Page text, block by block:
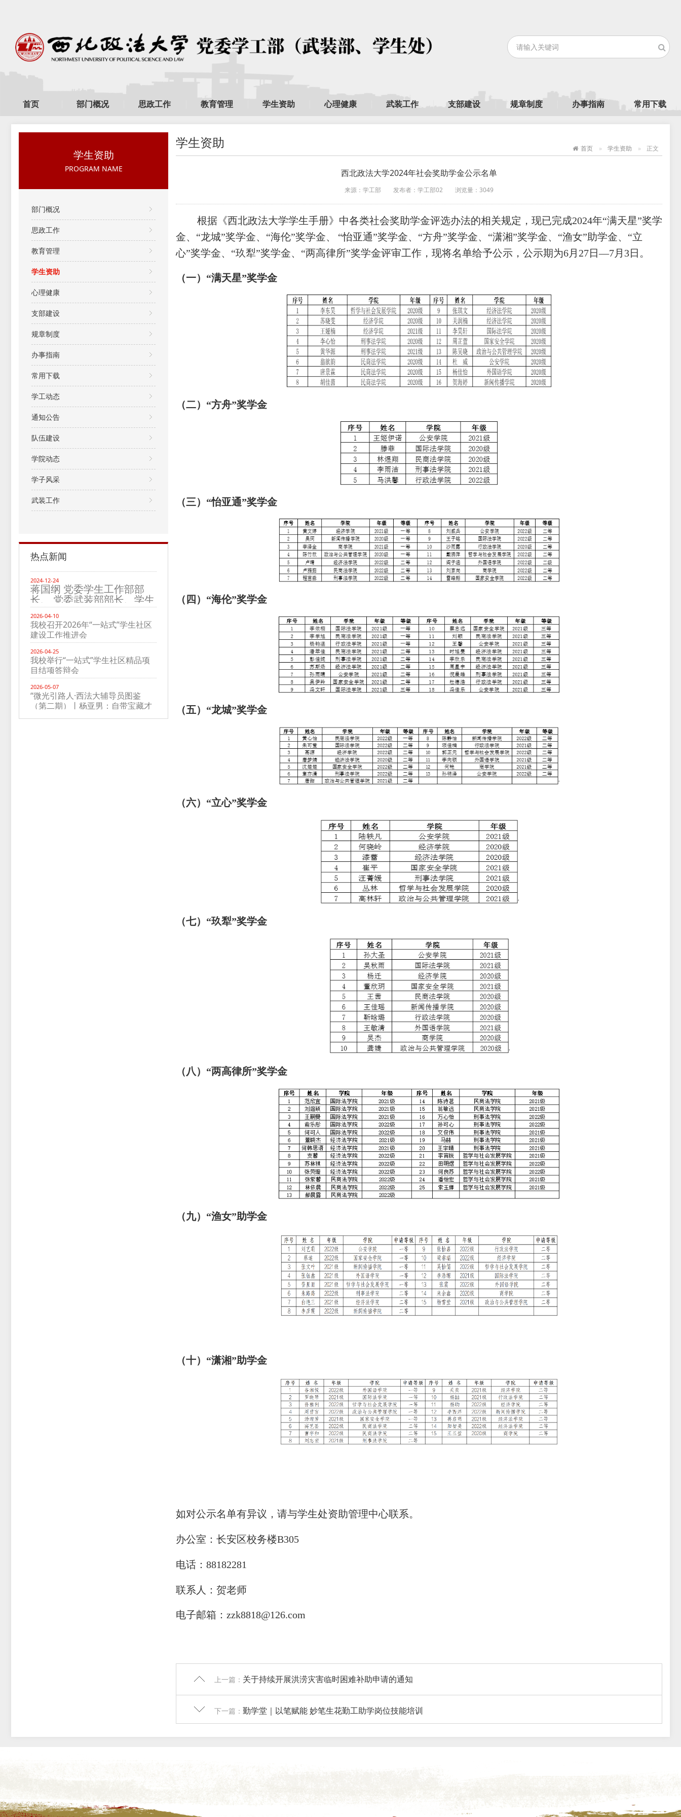
首页 部门概况 思政工作 教育管理 学生资助 心理健康 武装工作 支部建设 规章制度 办事指南 常用下载
学生资助
PROGRAM NAME
部门概况
思政工作
教育管理
学生资助
心理健康
支部建设
规章制度
办事指南
常用下载
学工动态
通知公告
队伍建设
学院动态
学子风采
武装工作
热点新闻
2024-12-24
蒋国纲 党委学生工作部部
长、 党委武装部部长、学生
处处长
2026-04-10
我校召开2026年“一站式”学生社区
建设工作推进会
2026-04-25
我校举行“一站式”学生社区精品项
目结项答辩会
2026-05-07
“微光引路人·西法大辅导员图鉴
（第二期）丨杨亚男：自带宝藏才
艺的“斜杠青年”辅导员
首页 学生资助 正文
学生资助
西北政法大学2024年社会奖助学金公示名单
来源：学工部 发布者：学工部02 浏览量： 3049
根据《西北政法大学学生手册》中各类社会奖助学金评选办法的相关规定，现已完成2024年“满天星”奖学
金、“龙城”奖学金、“海伦”奖学金、
“怡亚通”奖学金、“方舟”奖学金、“潇湘”奖学金、“渔女”助学金、“立
心”奖学金、“玖犁”奖学金、“两高律所”奖学金评审工作，现将名单给予公示，公示期为6月 27日—7月 3日。
（一）“满天星”奖学金
（二）“方舟”奖学金
（三）“怡亚通”奖学金
（四） “海伦”奖学金
（五） “龙城”奖学金
（六）“立心”奖学金
（七） “玖犁”奖学金
（八） “两高律所”奖学金
（九） “渔女”助学金
（十） “潇湘”助学金
如对公示名单有异议，请与学生处资助管理中心联系。
办公室：长安区校务楼B305
电话： 88182281
联系人：贺老师
电子邮箱： zzk8818@126.com
上一篇： 关于持续开展洪涝灾害临时困难补助申请的通知
下一篇： 勤学堂｜以笔赋能 妙笔生花勤工助学岗位技能培训